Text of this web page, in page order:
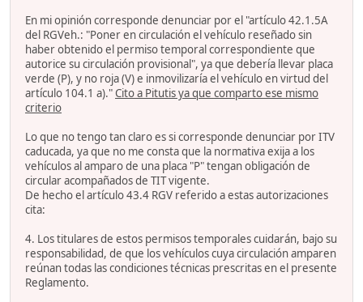
En mi opinión corresponde denunciar por el "artículo 42.1.5A
del RGVeh.: "Poner en circulación el vehículo reseñado sin
haber obtenido el permiso temporal correspondiente que
autorice su circulación provisional", ya que debería llevar placa
verde (P), y no roja (V) e inmovilizaría el vehículo en virtud del
artículo 104.1 a)."Cito a Pitutis ya que comparto ese mismo
criterio
Lo que no tengo tan claro es si corresponde denunciar por ITV
caducada, ya que no me consta que la normativa exija a los
vehículos al amparo de una placa "P" tengan obligación de
circular acompañados de TIT vigente.
De hecho el artículo 43.4 RGV referido a estas autorizaciones
cita:
4. Los titulares de estos permisos temporales cuidarán, bajo su
responsabilidad, de que los vehículos cuya circulación amparen
reúnan todas las condiciones técnicas prescritas en el presente
Reglamento.